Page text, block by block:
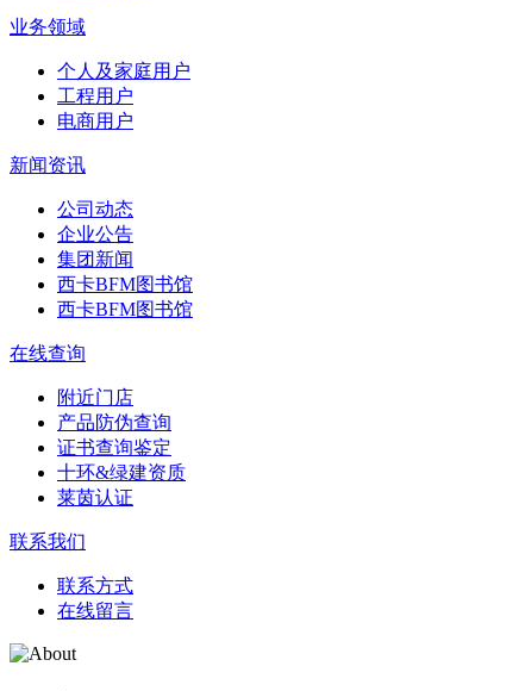
业务领域
个人及家庭用户
工程用户
电商用户
新闻资讯
公司动态
企业公告
集团新闻
西卡BFM图书馆
西卡BFM图书馆
在线查询
附近门店
产品防伪查询
证书查询鉴定
十环&绿建资质
莱茵认证
联系我们
联系方式
在线留言